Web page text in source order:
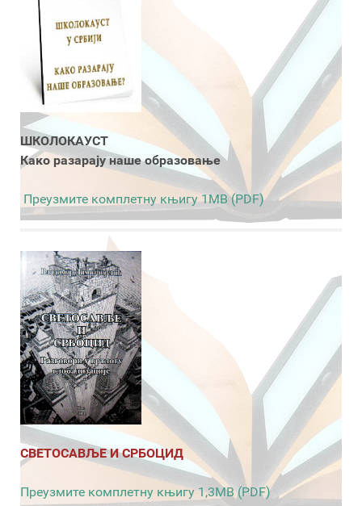
ШКОЛОКАУСТ
Како разарају наше образовање
Преузмите комплетну књигу 1MB (PDF)
СВЕТОСАВЉЕ И СРБОЦИД
Преузмите комплетну књигу 1,3MB (PDF)